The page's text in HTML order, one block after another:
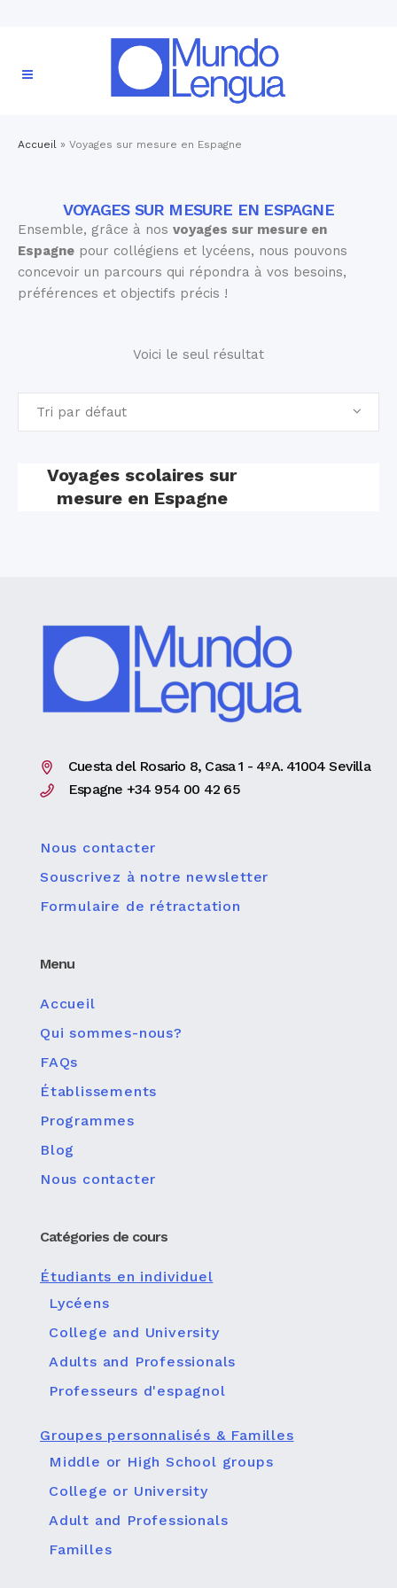
Accueil » Voyages sur mesure en Espagne
VOYAGES SUR MESURE EN ESPAGNE
Ensemble, grâce à nos voyages sur mesure en
Espagne pour collégiens et lycéens, nous pouvons
concevoir un parcours qui répondra à vos besoins,
préférences et objectifs précis !
Voici le seul résultat
Tri par défaut
Voyages scolaires sur
mesure en Espagne
Cuesta del Rosario 8, Casa 1 - 4ºA. 41004 Sevilla
Espagne +34 954 00 42 65
Nous contacter
Souscrivez à notre newsletter
Formulaire de rétractation
Menu
Accueil
Qui sommes-nous?
FAQs
Établissements
Programmes
Blog
Nous contacter
Catégories de cours
Étudiants en individuel
Lycéens
College and University
Adults and Professionals
Professeurs d'espagnol
Groupes personnalisés & Familles
Middle or High School groups
College or University
Adult and Professionals
Familles